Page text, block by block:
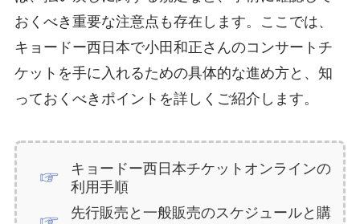
おくべき重要な注意点も存在します。ここでは、
キョードー西日本で小田和正さんのコンサートチ
ケットを手に入れるための具体的な進め方と、知
っておくべきポイントを詳しくご紹介します。
キョードー西日本チケットオンラインの
利用手順
先行販売と一般販売のスケジュールと購